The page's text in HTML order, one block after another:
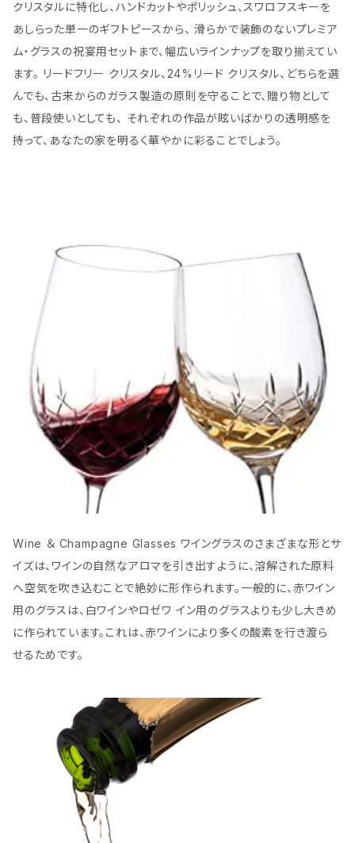
クリスタルに特化し、ハンドカットやポリッシュ、スワロフスキーを
あしらった単一のギフトピースから、 滑らかで装飾のないプレミア
ム・グラスの祝宴用セットまで、幅広いラインナップを取り揃えてい
ます。 リードフリー クリスタル、24%リード クリスタル、どちらを選
んでも、古来からのガラス製造の原則を守ることで、贈り物として
も、普段使いとしても、 それぞれの作品が眩いばかりの透明感を
持って、あなたの家を明るく華やかに彩ることでしょう。
Wine ＆ Champagne Glasses ワイングラスのさまざまな形とサ
イズは、ワインの自然なアロマを引き出すように、溶解された原料
へ空気を吹き込むことで絶妙に形作られます。一般的に、赤ワイン
用のグラスは、白ワインやロゼワ イン用のグラスよりも少し大きめ
に作られています。これは、赤ワインにより多くの酸素を行き渡ら
せるためです。